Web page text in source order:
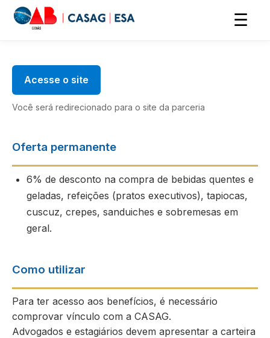
☰
Acesse o site
Você será redirecionado para o site da parceria
Oferta permanente
6% de desconto na compra de bebidas quentes e
geladas, refeições (pratos executivos), tapiocas,
cuscuz, crepes, sanduiches e sobremesas em
geral.
Como utilizar
Para ter acesso aos benefícios, é necessário
comprovar vínculo com a CASAG.
Advogados e estagiários devem apresentar a carteira